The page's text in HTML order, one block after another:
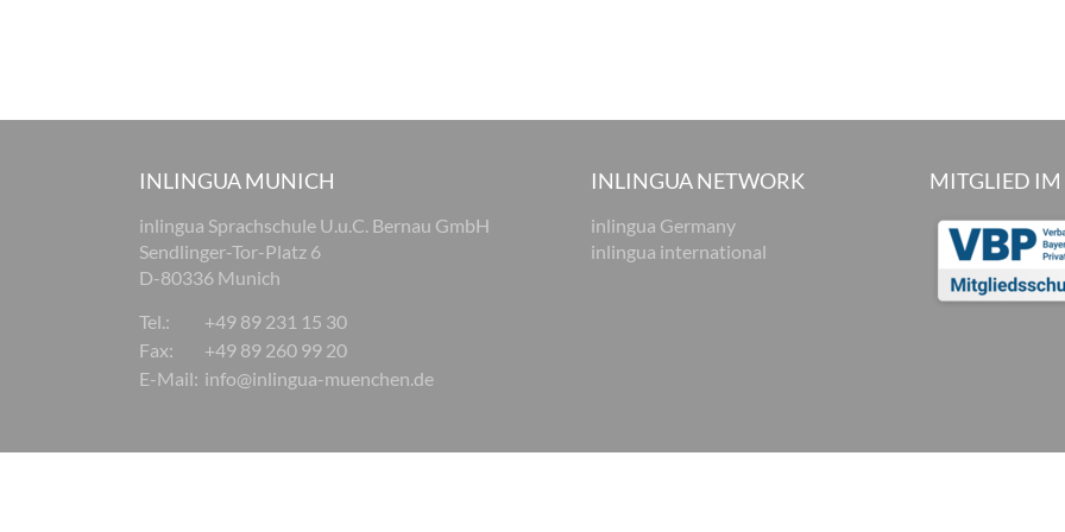
INLINGUA MUNICH
inlingua Sprachschule U.u.C. Bernau GmbH
Sendlinger-Tor-Platz 6
D-80336 Munich
Tel.:
+49 89 231 15 30
Fax:
+49 89 260 99 20
E-Mail: info@inlingua-muenchen.de
INLINGUA NETWORK
inlingua Germany
inlingua international
MITGLIED IM